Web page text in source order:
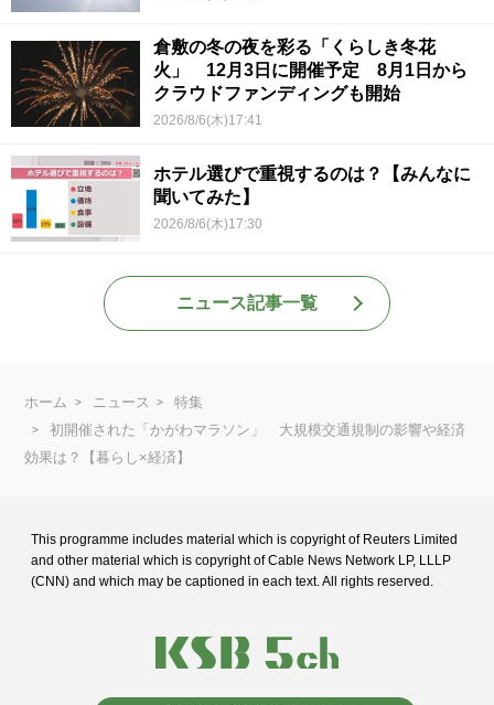
倉敷の冬の夜を彩る「くらしき冬花
火」 12月3日に開催予定 8月1日から
クラウドファンディングも開始
2026/8/6(木)17:41
ホテル選びで重視するのは？【みんなに
聞いてみた】
2026/8/6(木)17:30
ニュース記事一覧
ホーム ニュース
特集
初開催された「かがわマラソン」 大規模交通規制の影響や経済
効果は？【暮らし×経済】
This programme includes material which is copyright of Reuters Limited
and other material which is copyright of Cable News Network LP, LLLP
(CNN) and which may be captioned in each text. All rights reserved.